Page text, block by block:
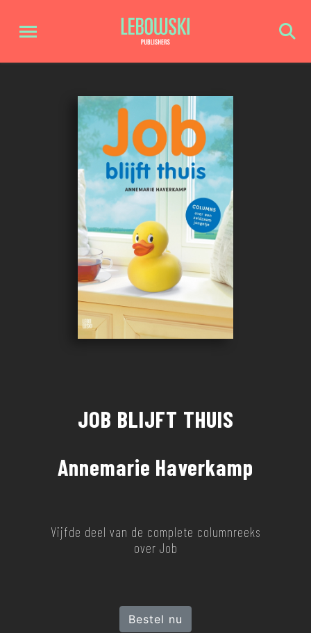
JOB BLIJFT THUIS
Annemarie Haverkamp
Vijfde deel van de complete columnreeks
over Job
Bestel nu